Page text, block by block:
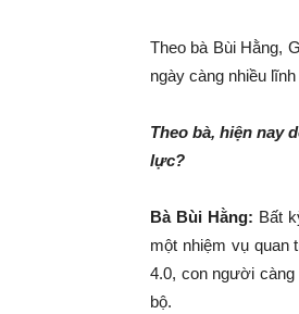
Theo bà Bùi Hằng,
ngày càng nhiều
Theo bà, hiện nay
lực?
Bà Bùi Hằng: Bất
một nhiệm vụ quan
4.0, con người
bộ.